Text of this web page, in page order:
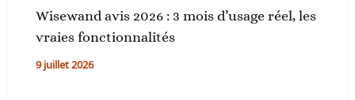
Wisewand avis 2026 : 3 mois d’usage réel, les
vraies fonctionnalités
9 juillet 2026